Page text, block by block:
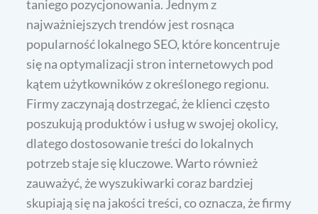
taniego pozycjonowania. Jednym z
najważniejszych trendów jest rosnąca
popularność lokalnego SEO, które koncentruje
się na optymalizacji stron internetowych pod
kątem użytkowników z określonego regionu.
Firmy zaczynają dostrzegać, że klienci często
poszukują produktów i usług w swojej okolicy,
dlatego dostosowanie treści do lokalnych
potrzeb staje się kluczowe. Warto również
zauważyć, że wyszukiwarki coraz bardziej
skupiają się na jakości treści, co oznacza, że firmy